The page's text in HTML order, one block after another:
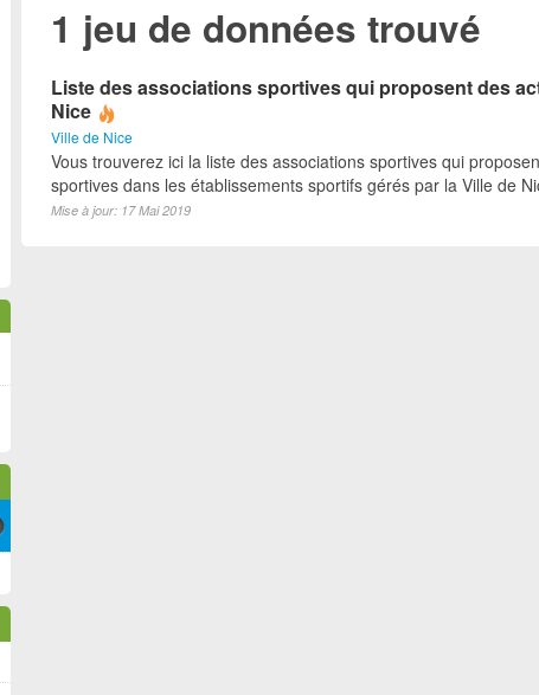
1 jeu de données trouvé
Liste des associations sportives qui proposent des
Nice
Ville de Nice
Vous trouverez ici la liste des associations sportives qui
sportives dans les établissements sportifs gérés par la Ville de
Mise à jour: 17 Mai 2019